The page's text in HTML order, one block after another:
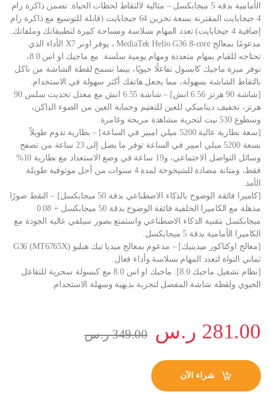
الأمامية بدقة 5 ميجابكسل – مثالية لالتقاط لحظات الحياة. تضمن ذاكرة رام
4 جيجابايت المقترنة بسعة تخزين 64 جيجابايت (قابلة للتوسيع مع ذاكرة رام
إضافية 4 جيجابايت) تعدد المهام بسلاسة ومساحة كبيرة لتطبيقاتك وملفاتك.
مدعومًا بمعالج MediaTek Helio G36 8-core ، يوفر اونر X7 الأداء الذي
تحتاجه للقيام بمهام متعددة ومهام يومية سلسة. مع ماجيك او اس 8.0،
توفر ميزة ماجيك كابسول تفاعلًا حيويًا، بينما تسمح لقطة الشاشة من ناكل
بالتقاط الشاشة بسهولة، مما يجعل هاتفك أكثر سهولة في الاستخدام.
[شاشة 90 هرتز 6.56 انش] – شاشة 6.55 انش مع معدل تحديث سلس 90
هرتز، تخفيف ديناميكي للعين للتعتيم وحماية العين من الضوء الداكن،
وسطوع 530 نيت لتجربة مشاهدة مريحة وغامرة.
[سعة بطارية عالية 5200 ميلي امبير في الساعة] – بطارية تدوم طويلاً
بسعة 5200 ميلي امبير في الساعة توفر ما يصل إلى 23 ساعة من تصفح
وسائل التواصل الاجتماعي، و19 ساعة في وضع الاستعداد مع بطارية 10%
فقط، ومتانة مضادة للشيخوخة لمدة 4 سنوات من أجل موثوقية طويلة
الأمد.
[كاميرا فائقة الوضوح بالذكاء الاصطناعي بدقة 50 ميجابكسل] – التقط صورًا
مذهلة مع الكاميرا الخلفية فائقة الوضوح بدقة 50 ميجابكسل + 0.08
ميجابكسل بتقنية الذكاء الاصطناعي واستمتع بصور سيلفي عالية الجودة مع
الكاميرا الأمامية بدقة 5 ميجابكسل.
[معالج اوكتاكور ميديتيك] – مدعوم بمعالج ميديا تيك هيليو G36 (MT6765X)
ثماني النواة لتعدد المهام بسلاسة وأداء فعال.
[نظام تشغيل ماجيك 8.0]: ماجيك او اس 8.0 مع كبسولة سحرية للتفاعل
الحيوي ولقطة شاشة المفصل لتجربة بديهية وسهلة الاستخدام.
281.00 ر.س 349.00 ر.س
شراء الآن